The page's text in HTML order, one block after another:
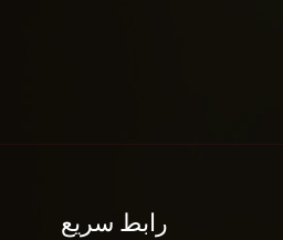
رابط سريع